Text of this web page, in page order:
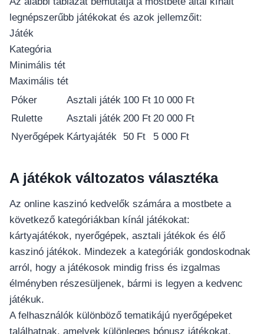
legnépszerűbb játékokat és azok jellemzőit:
Játék
Kategória
Minimális tét
Maximális tét
Póker
Asztali játék 100 Ft 10 000 Ft
Rulette
Asztali játék 200 Ft 20 000 Ft
Nyerőgépek Kártyajáték 50 Ft 5 000 Ft
A játékok változatos választéka
Az online kaszinó kedvelők számára a mostbete a
következő kategóriákban kínál játékokat:
kártyajátékok, nyerőgépek, asztali játékok és élő
kaszinó játékok. Mindezek a kategóriák gondoskodnak
arról, hogy a játékosok mindig friss és izgalmas
élményben részesüljenek, bármi is legyen a kedvenc
játékuk.
A felhasználók különböző tematikájú nyerőgépeket
találhatnak, amelyek különleges bónusz játékokat,